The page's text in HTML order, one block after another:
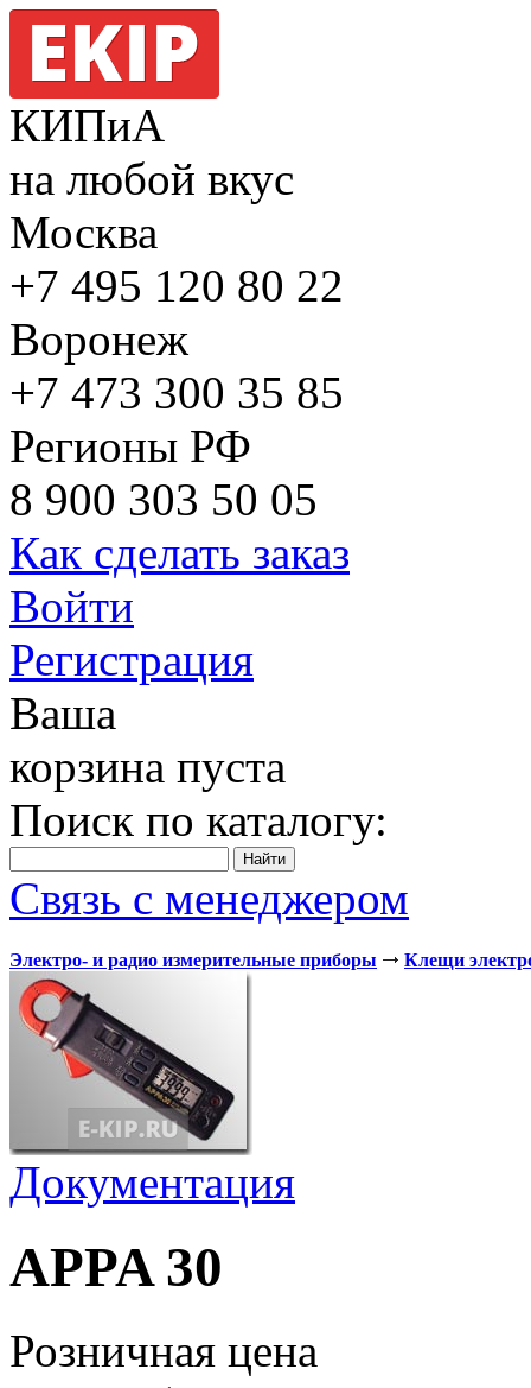
КИПиА
на любой вкус
Москва
+7 495 120 80 22
Воронеж
+7 473 300 35 85
Регионы РФ
8 900 303 50 05
Как сделать заказ
Войти
Регистрация
Ваша
корзина пуста
Поиск по каталогу:
Связь с менеджером
Электро- и радио измерительные приборы Клещи
Документация
APPA 30
Розничная цена